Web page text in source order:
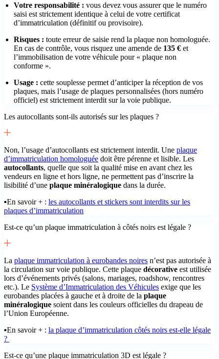
Votre responsabilité : vous devez vous assurer que le numéro
saisi est strictement identique à celui de votre certificat
d’immatriculation (définitif ou provisoire).
Risques : toute erreur de saisie rend la plaque non homologuée.
En cas de contrôle, vous risquez une amende de 135 € et
l’immobilisation de votre véhicule pour « plaque non
conforme ».
Usage : cette souplesse permet d’anticiper la réception de vos
plaques, mais l’usage de plaques personnalisées (hors numéro
officiel) est strictement interdit sur la voie publique.
Les autocollants sont-ils autorisés sur les plaques ?
Non, l’usage d’autocollants est strictement interdit. Une plaque
d’immatriculation homologuée doit être pérenne et lisible. Les
autocollants, quelle que soit la qualité mise en avant chez les
vendeurs en ligne et hors ligne, ne permettent pas d’inscrire la
lisibilité d’une plaque minéralogique dans la durée.
▪️En savoir + : les autocollants et stickers sont interdits sur les
plaques d’immatriculation
Est-ce qu’un plaque immatriculation à côtés noirs est légale ?
La plaque immatriculation à eurobandes noires n’est pas autorisée à
la circulation sur voie publique. Cette plaque décorative est utilisée
lors d’événements privés (salons, mariages, roadshow, rencontres
etc.). Le Système d’Immatriculation des Véhicules exige que les
eurobandes placées à gauche et à droite de la plaque
minéralogique soient dans les couleurs officielles du drapeau de
l’Union Européenne.
▪️En savoir + : la plaque d’immatriculation côtés noirs est-elle légale
?
Est-ce qu’une plaque immatriculation 3D est légale ?